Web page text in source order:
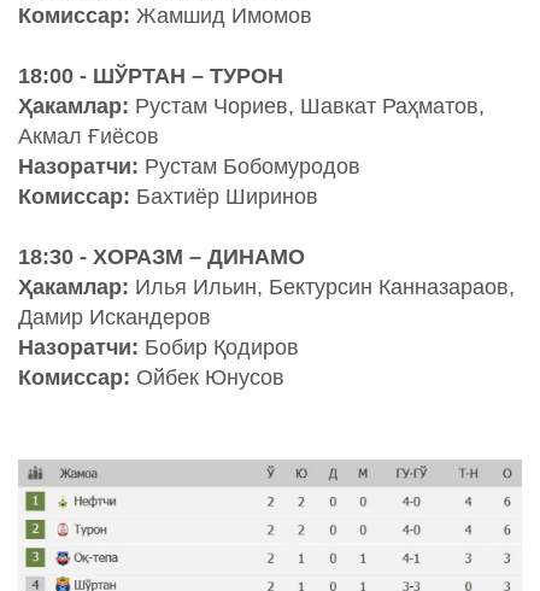
Комиссар: Жамшид Имомов
18:00 - ШЎРТАН – ТУРОН
Ҳакамлар: Рустам Чориев, Шавкат Раҳматов,
Акмал Ғиёсов
Назоратчи: Рустам Бобомуродов
Комиссар: Бахтиёр Ширинов
18:30 - ХОРАЗМ – ДИНАМО
Ҳакамлар: Илья Ильин, Бектурсин Канназараов,
Дамир Искандеров
Назоратчи: Бобир Қодиров
Комиссар: Ойбек Юнусов